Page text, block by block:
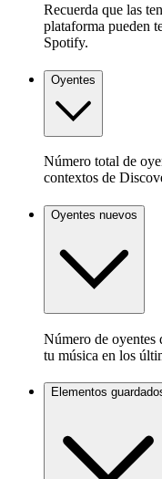
Recuerda que las
plataforma pueden
Spotify.
Oyentes
Número total de
contextos de
Oyentes nuevos
Número de oyentes
tu música en los
Elementos